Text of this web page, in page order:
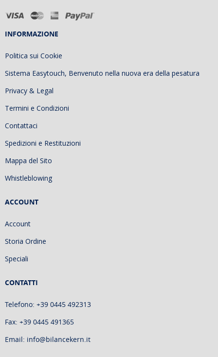
INFORMAZIONE
Politica sui Cookie
Sistema Easytouch, Benvenuto nella nuova era della pesatura
Privacy & Legal
Termini e Condizioni
Contattaci
Spedizioni e Restituzioni
Mappa del Sito
Whistleblowing
ACCOUNT
Account
Storia Ordine
Speciali
CONTATTI
Telefono: +39 0445 492313
Fax: +39 0445 491365
Email: info@bilancekern.it